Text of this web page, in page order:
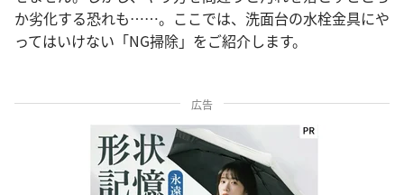
か劣化する恐れも……。ここでは、洗面台の水栓金具にや
ってはいけない「NG掃除」をご紹介します。
広告